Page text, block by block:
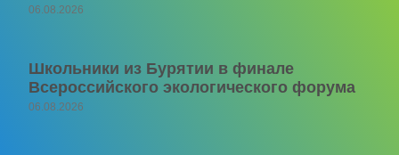
06.08.2026
Школьники из Бурятии в финале
Всероссийского экологического форума
06.08.2026